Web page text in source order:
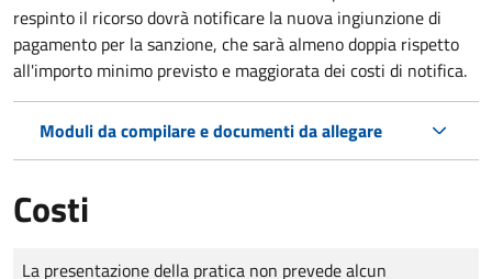
respinto il ricorso dovrà notificare la nuova ingiunzione di
pagamento per la sanzione, che sarà almeno doppia rispetto
all'importo minimo previsto e maggiorata dei costi di notifica.
Moduli da compilare e documenti da allegare
Costi
Tipo di pagamento
Importo
La presentazione della pratica non prevede alcun